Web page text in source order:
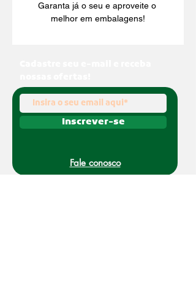
Garanta já o seu e aproveite o
melhor em embalagens!
Inscrever-se
Fale conosco